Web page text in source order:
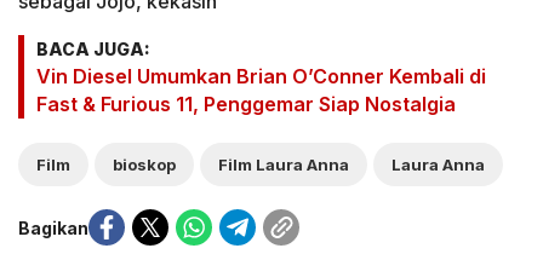
BACA JUGA:
Vin Diesel Umumkan Brian O’Conner Kembali di
Fast & Furious 11, Penggemar Siap Nostalgia
Film bioskop Film Laura Anna Laura Anna
Bagikan